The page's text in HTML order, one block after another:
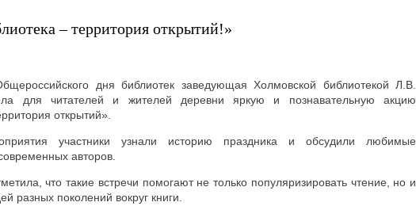
– территория открытий!»
дня библиотек заведующая Холмовской библиотекой Л.В.
для читателей и жителей деревни яркую и познавательную акцию
открытий».
участники узнали историю праздника и обсудили любимые
авторов.
что такие встречи помогают не только популяризировать чтение, но и
разных поколений вокруг книги.